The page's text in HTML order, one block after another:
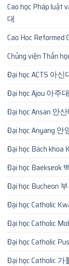
Cao học Pháp luật
대
Cao Hoc
Chủng viện Thần
Đại học ACTS 아
Đại học Ajou 아주
Đại học Ansan 안
Đại học Anyang 안
Đại học Bách
Đại học Baekseok
Đại học Bucheon
Đại học Catholic
Đại học Catholic
Đại học Catholic
Đại học Catholic